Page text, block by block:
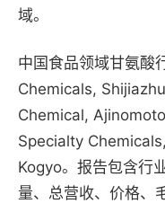
域。
中国食品领域甘氨酸
Chemicals,
Chemical,
Specialty
Kogyo。报告包含行
量、总营收、价格、